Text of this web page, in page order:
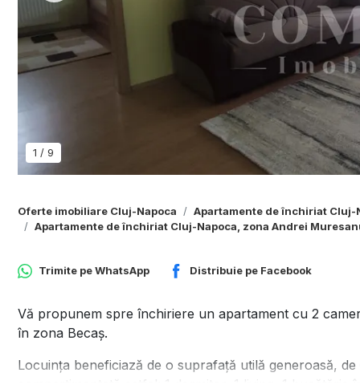
1 / 9
Oferte imobiliare Cluj-Napoca
Apartamente de închiriat Cluj-
Apartamente de închiriat Cluj-Napoca, zona Andrei
Trimite peWhatsApp Distribuie pe Facebook
Vă propunem spre închiriere un apartament cu 2
în zona Becaș.
Locuința beneficiază de o suprafață utilă generoasă,